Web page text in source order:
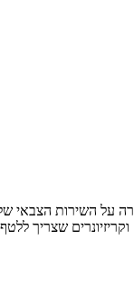
על השירות
שצריך